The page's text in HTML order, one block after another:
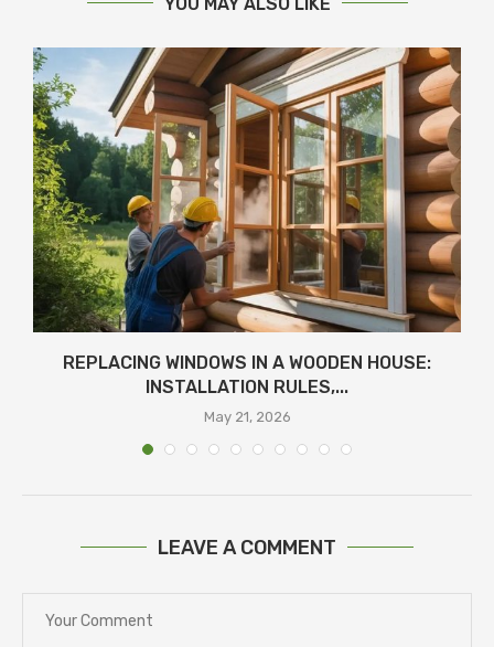
REPLACING WINDOWS IN A WOODEN HOUSE:
INSTALLATION RULES,...
May 21, 2026
LEAVE A COMMENT